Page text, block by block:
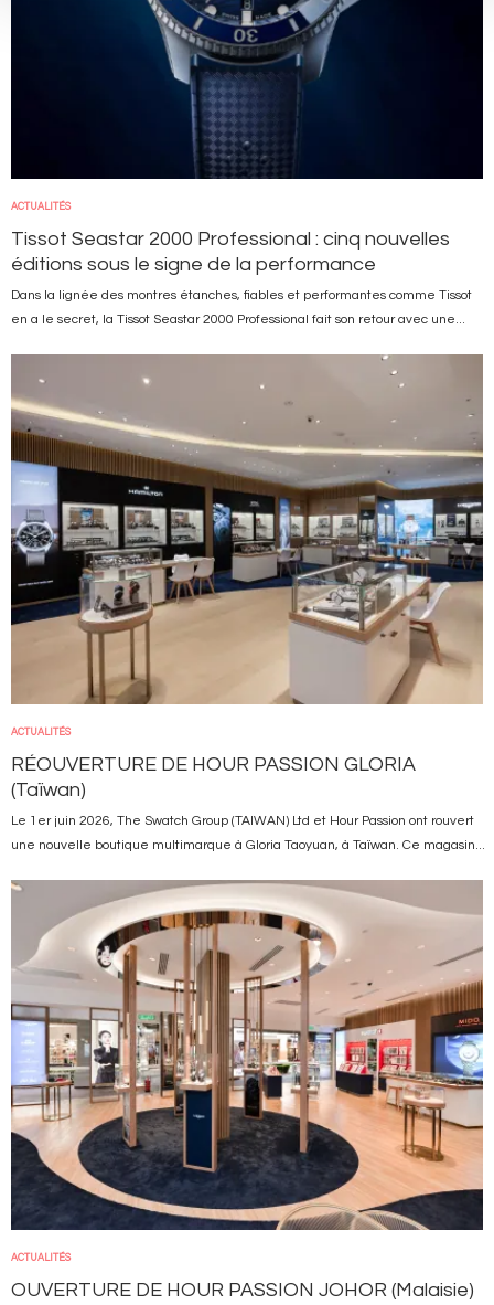
ACTUALITÉS
Tissot Seastar 2000 Professional : cinq nouvelles
éditions sous le signe de la performance
Dans la lignée des montres étanches, fiables et performantes comme Tissot
en a le secret, la Tissot Seastar 2000 Professional fait son retour avec une...
ACTUALITÉS
RÉOUVERTURE DE HOUR PASSION GLORIA
(Taïwan)
Le 1er juin 2026, The Swatch Group (TAIWAN) Ltd et Hour Passion ont rouvert
une nouvelle boutique multimarque à Gloria Taoyuan, à Taïwan. Ce magasin...
Image
ACTUALITÉS
OUVERTURE DE HOUR PASSION JOHOR (Malaisie)